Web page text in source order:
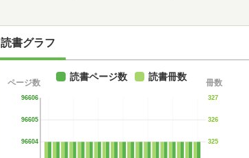
読書グラフ
96604
96605
96606
ページ数
325
326
327
冊数
読書ページ数 読書冊数